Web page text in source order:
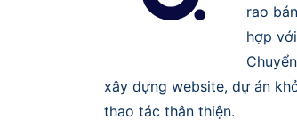
rao
hợp
xây dựng website, dự án
thao tác thân thiện.